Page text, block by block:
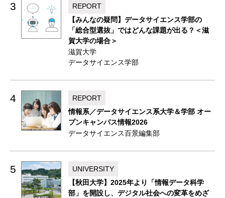
3
REPORT
【みんなの疑問】データサイエンス学部の
「総合型選抜」ではどんな課題が出る？＜滋
賀大学の場合＞
滋賀大学
データサイエンス学部
4
REPORT
情報系／データサイエンス系大学＆学部 オー
プンキャンパス情報2026
データサイエンス百景編集部
5
UNIVERSITY
【秋田大学】2025年より「情報データ科学
部」を開設し、デジタル社会への変革をめざ